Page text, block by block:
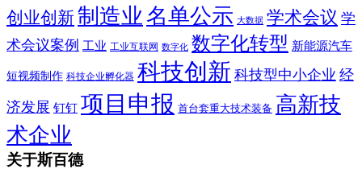
创业创新制造业 名单公示 大数据 学术会议 学
术会议案例 工业 工业互联网 数字化 数字化转型 新能源汽车
短视频制作 科技企业孵化器 科技创新 科技型中小企业 经
济发展 钉钉 项目申报 首台套重大技术装备 高新技
术企业
关于斯百德